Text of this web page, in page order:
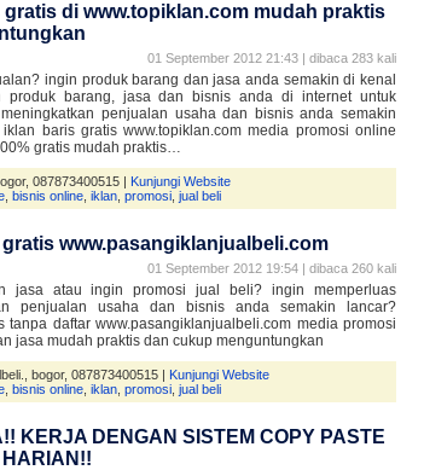
gratis di www.topiklan.com mudah praktis
01 September 2012 21:43 | dibaca 283 kali
ingin produk barang dan jasa anda semakin di kenal
produk barang, jasa dan bisnis anda di internet untuk
penjualan usaha dan bisnis anda semakin
baris gratis www.topiklan.com media promosi online
gratis mudah praktis…
087873400515 | Kunjungi Website
bisnis online iklan promosi jual beli
www.pasangiklanjualbeli.com
01 September 2012 19:54 | dibaca 260 kali
jasa atau ingin promosi jual beli? ingin memperluas
penjualan usaha dan bisnis anda semakin lancar?
tanpa daftar www.pasangiklanjualbeli.com media promosi
jasa mudah praktis dan cukup menguntungkan
bogor, 087873400515 | Kunjungi Website
bisnis online iklan promosi jual beli
KERJA DENGAN SISTEM COPY PASTE